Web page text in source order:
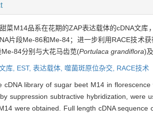
菜M14品系在花期的ZAP表达载体的cDNA文
片段Me-86和Me-84；进一步利用RACE技术
84分别与大花马齿苋(Portulaca grandiflora)
库, EST, 表达载体, 噬菌斑原位杂交, RACE技术
cDNA library of sugar beet M14 in
suppression subtractive hybridization, were
were obtained. Full length cDNA